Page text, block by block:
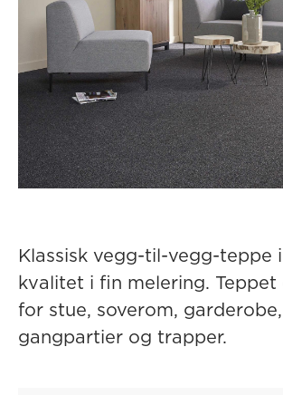
Klassisk vegg-til-vegg-teppe i
kvalitet i fin melering. Teppet
for stue, soverom, garderobe,
gangpartier og trapper.